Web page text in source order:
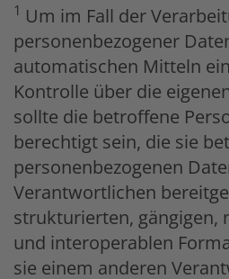
1 Um im Fall der
personenbezogener
automatischen Mitteln
Kontrolle über die
sollte die betroffene
berechtigt sein, die sie
personenbezogenen
Verantwortlichen
strukturierten, gängigen,
und interoperablen
sie einem anderen